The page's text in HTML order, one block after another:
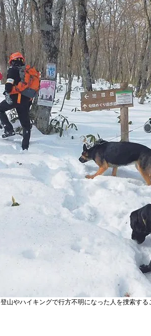
登山やハイキングで行方不明になった人を捜索す